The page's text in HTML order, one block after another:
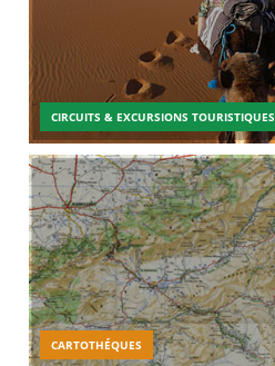
CIRCUITS & EXCURSIONS TOURISTIQUES
CARTOTHÉQUES